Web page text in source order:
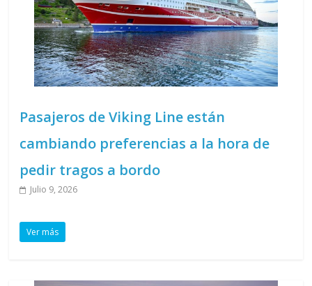
Pasajeros de Viking Line están
cambiando preferencias a la hora de
pedir tragos a bordo
Julio 9, 2026
Ver más